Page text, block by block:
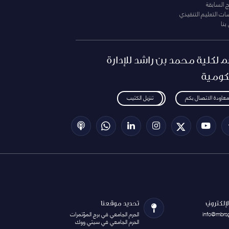
السابقة
التعليم التنقيذي
لكلية محمد بن راشد للإدارة
الاتصال بكم تنزيل الكتيب
تحديد موقعنا
الحرم الجامعي في برج المؤتمرات
الحرم الجامعي في سيتي ووك